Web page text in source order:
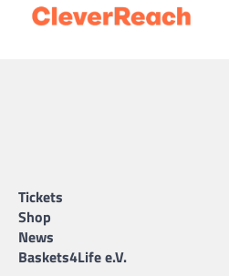
Tickets
Shop
News
Baskets4Life e.V.